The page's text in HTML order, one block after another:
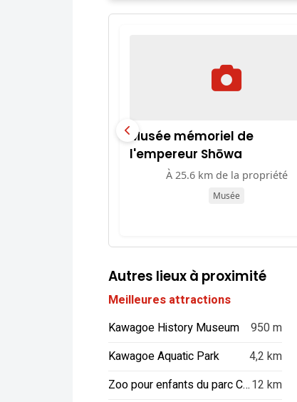
Musée mémoriel de
l'empereur Shōwa
À 25.6 km de la propriété
Musée
Autres lieux à proximité
Meilleures attractions
Kawagoe History Museum
950 m
Kawagoe Aquatic Park
4,2 km
Zoo pour enfants du parc Chikozan de Sayama12 km